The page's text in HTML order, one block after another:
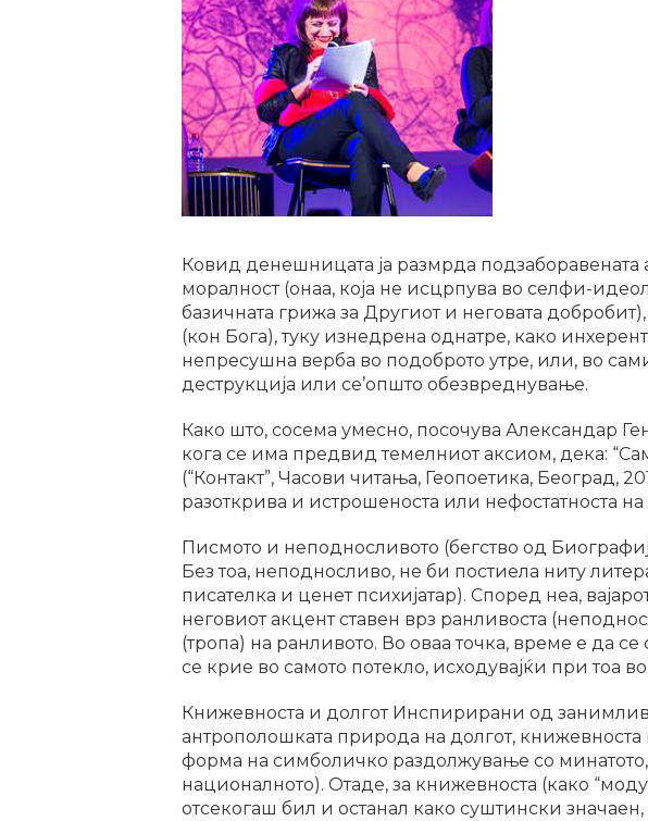
Ковид денешницата ја размрда подзаборавената
моралност (онаа, која не исцрпува во селфи-
базичната грижа за Другиот и неговата
(кон Бога), туку изнедрена однатре, како
непресушна верба во подоброто утре, или, во
деструкција или се’општо обезвреднување.
Како што, сосема умесно, посочува Александар
кога се има предвид темелниот аксиом, дека:
(“Контакт”, Часови читања, Геопоетика, Београд,
разоткрива и истрошеноста или нефостатноста
Писмото и неподносливото (бегство од
Без тоа, неподносливо, не би постиела ниту
писателка и ценет психијатар). Според неа,
неговиот акцент ставен врз ранливоста
(тропа) на ранливото. Во оваа точка, време е да
се крие во самото потекло, исходувајќи при тоа
Книжевноста и долгот Инспирирани од
антрополошката природа на долгот,
форма на симболичко раздолжување со минатото,
националното). Отаде, за книжевноста (како
отсекогаш бил и останал како суштински